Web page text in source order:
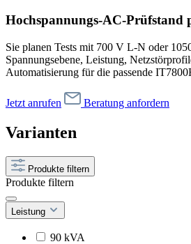
Hochspannungs-AC-Prüfstand
Sie planen Tests mit 700 V L-N oder
Spannungsebene, Leistung,
Automatisierung für die passende
Jetzt anrufen Beratung anfordern
Varianten
Produkte filtern
Produkte filtern
Leistung
90 kVA